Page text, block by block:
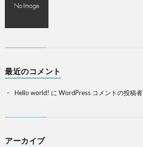
最近のコメント
Hello world! に WordPress コメントの投稿者
アーカイブ